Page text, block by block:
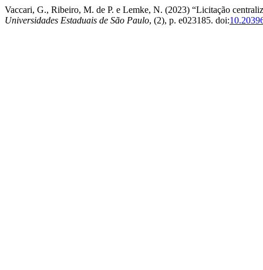
Vaccari, G., Ribeiro, M. de P. e Lemke, N. (2023) “Licitação
Universidades Estaduais de São Paulo, (2), p. e023185. doi: